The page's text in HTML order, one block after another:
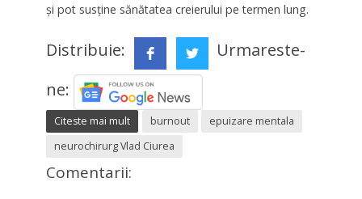
și pot susține sănătatea creierului pe termen lung.
Distribuie:
Urmareste-
ne:
Citeste mai mult burnout
epuizare mentala
neurochirurg Vlad Ciurea
Comentarii: